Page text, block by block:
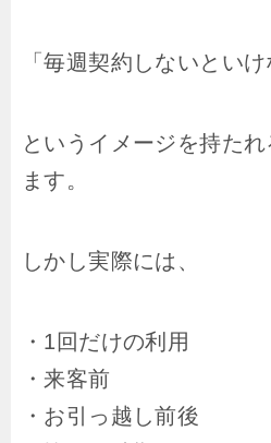
「毎週契約しないといけ
というイメージを持た
ます。
しかし実際には、
・1回だけの利用
・来客前
・お引っ越し前後